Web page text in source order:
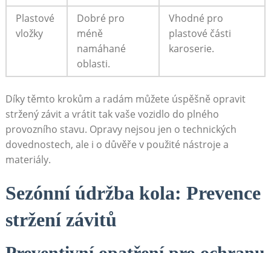
Plastové
vložky
Dobré pro
méně
namáhané
oblasti.
Vhodné pro
plastové části
karoserie.
Díky těmto krokům a radám můžete úspěšně opravit
stržený závit a vrátit tak vaše vozidlo do plného
provozního stavu. Opravy nejsou jen o technických
dovednostech, ale i o důvěře v použité nástroje a
materiály.
Sezónní údržba kola: Prevence
stržení závitů